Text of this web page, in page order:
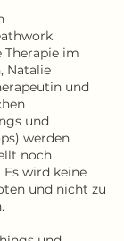
Therapie im
Natalie
und
und
werden
noch
wird keine
und nicht zu